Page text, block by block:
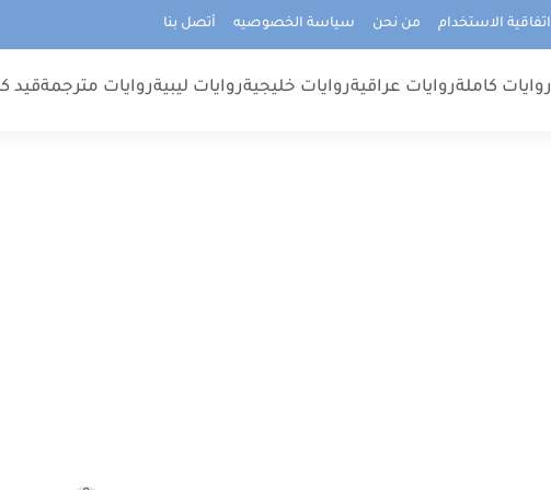
اتفاقية الاستخدام من نحن سياسة الخصوصيه أتصل بنا
روايات كاملةروايات عراقيةروايات خليجيةروايات ليبيةروايات مترجمةقيد